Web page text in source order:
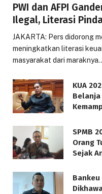
PWI dan AFPI
Ilegal, Literasi
JAKARTA: Pers didorong
meningkatkan literasi
masyarakat dari
KUA
Belanja
SPMB
Orang
Sejak
Bankeu